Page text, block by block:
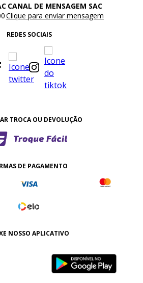
CANAL DE MENSAGEM SAC
Clique para enviar mensagem
REDES SOCIAIS
TROCA OU DEVOLUÇÃO
DE PAGAMENTO
NOSSO APLICATIVO